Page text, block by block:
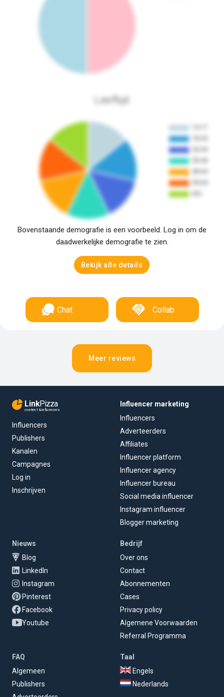
Leeftijd
Bovenstaande demografie is een voorbeeld. Log in om de
daadwerkelijke demografie te zien.
Bekijk alle details
Chat Collab
Meer reviews
LinkPizza
content & influencers
Influencers
Publishers
Kanalen
Campagnes
Log in
Inschrijven
Influencer marketing
Influencers
Adverteerders
Affiliates
Influencer platform
Influencer agency
Influencer bureau
Social media influencer
Instagram influencer
Blogger marketing
Nieuws
Blog
LinkedIn
Instagram
Pinterest
Facebook
Youtube
Bedrijf
Over ons
Contact
Abonnementen
Cases
Privacy policy
Algemene Voorwaarden
Referral Programma
FAQ
Algemeen
Publishers
Taal
Engels
Nederlands